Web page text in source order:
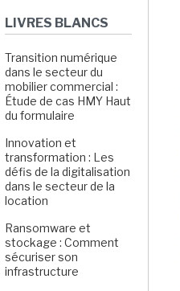
LIVRES BLANCS
Transition numérique
dans le secteur du
mobilier commercial :
Étude de cas HMY Haut
du formulaire
Innovation et
transformation : Les
défis de la digitalisation
dans le secteur de la
location
Ransomware et
stockage : Comment
sécuriser son
infrastructure